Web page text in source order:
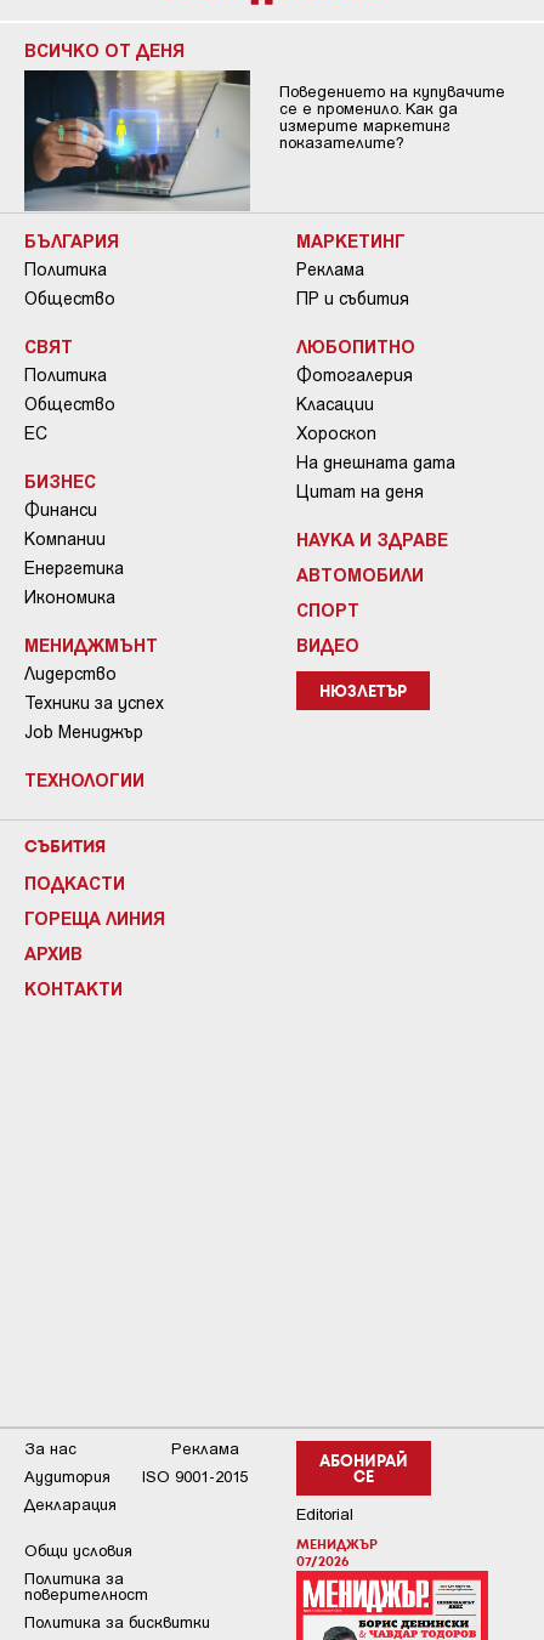
ВСИЧКО ОТ ДЕНЯ
Поведението на купувачите
се е променило. Как да
измерите маркетинг
показателите?
БЪЛГАРИЯ
Политика
Общество
СВЯТ
Политика
Общество
ЕС
БИЗНЕС
Финанси
Компании
Енергетика
Икономика
МЕНИДЖМЪНТ
Лидерство
Техники за успех
Job Мениджър
ТЕХНОЛОГИИ
МАРКЕТИНГ
Реклама
ПР и събития
ЛЮБОПИТНО
Фотогалерия
Класации
Хороскоп
На днешната дата
Цитат на деня
НАУКА И ЗДРАВЕ
АВТОМОБИЛИ
СПОРТ
ВИДЕО
НЮЗЛЕТЪР
СЪБИТИЯ
ПОДКАСТИ
ГОРЕЩА ЛИНИЯ
АРХИВ
КОНТАКТИ
АБОНИРАЙ
СЕ
Editorial
МЕНИДЖЪР
07/2026
За нас
Реклама
Аудитория
ISO 9001-2015
Декларация
Общи условия
Пoлитикa зa
пoвepитeлнocт
Политика за бисквитки